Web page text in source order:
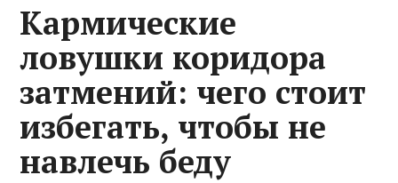
Кармические
ловушки коридора
затмений: чего стоит
избегать, чтобы не
навлечь беду